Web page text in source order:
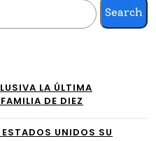
esi
den
Search
LA ÚLTIMA
DE DIEZ
UNIDOS SU